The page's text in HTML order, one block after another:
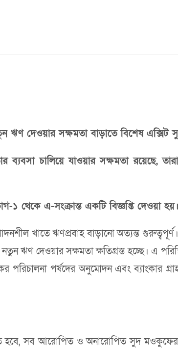
দেওয়ার সক্ষমতা বাড়াতে বিশেষ এক্সিট
চালিয়ে যাওয়ার সক্ষমতা রয়েছে,
১ থেকে এ-সংক্রান্ত একটি বিজ্ঞপ্তি দেওয়া হয়।
খাতে ঋণপ্রবাহ বাড়ানো অত্যন্ত
ঋণ দেওয়ার সক্ষমতা ক্ষতিগ্রস্ত হচ্ছে। এ
পরিচালনা পর্ষদের অনুমোদন এবং ব্যাংকার
সব আরোপিত ও অনারোপিত সুদ মওকুফের